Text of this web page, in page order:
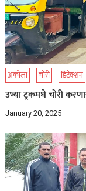
अकोला चोरी डिटेक्शन
उभ्या ट्रकमधे चोरी
January 20, 2025